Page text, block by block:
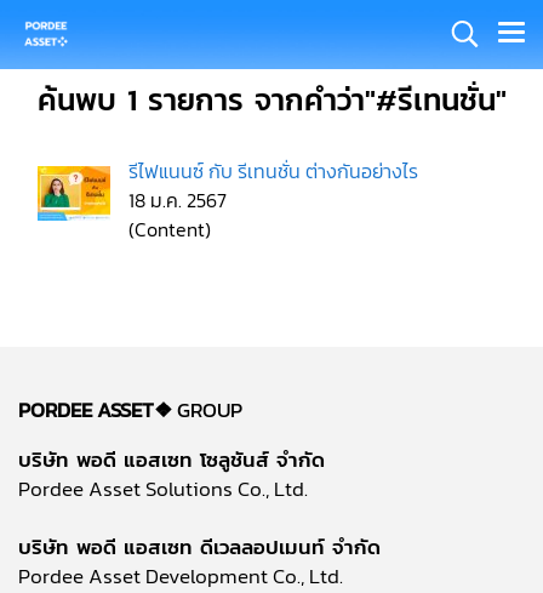
ค้นพบ 1 รายการ จากคำว่า"#รีเทนชั่น"
รีไฟแนนซ์ กับ รีเทนชั่น ต่างกันอย่างไร
18 ม.ค. 2567
(Content)
PORDEE ASSET❖GROUP
บริษัท พอดี แอสเซท โซลูชันส์ จำกัด
Pordee Asset Solutions Co., Ltd.
บริษัท พอดี แอสเซท ดีเวลลอปเมนท์ จำกัด
Pordee Asset Development Co., Ltd.